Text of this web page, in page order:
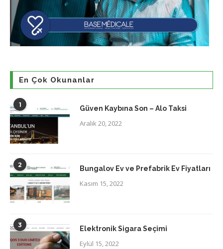
En Çok Okunanlar
1 Güven Kaybına Son – Alo Taksi
Aralık 20, 2022
2 Bungalov Ev ve Prefabrik Ev Fiyatları
Kasım 15, 2022
3 Elektronik Sigara Seçimi
Eylül 15, 2022